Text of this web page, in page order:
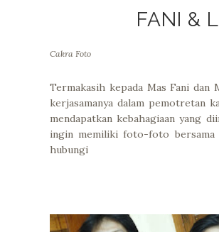
FANI &
Cakra Foto
Termakasih kepada Mas Fani dan
kerjasamanya dalam pemotretan
mendapatkan kebahagiaan yang
ingin memiliki foto-foto bersama
hubungi